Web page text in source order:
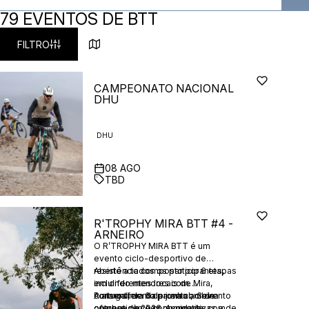
79 EVENTOS DE BTT
FILTRO
CAMPEONATO NACIONAL
DHU
DHU
08 AGO
TBD
R'TROPHY MIRA BTT #4 -
ARNEIRO
O R’TROPHY MIRA BTT é um
evento ciclo-desportivo de
resistência composto por 6 etapas
em diferentes locais de Mira,
Portugal, de 6 de junho a 3 de
Aberto a todos os participantes,
incluindo menores com
consentimento parental, o evento
A atmosfera da prova combina